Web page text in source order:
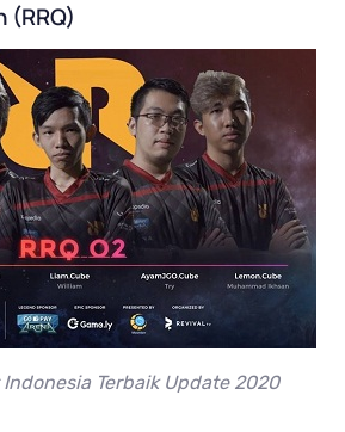
(RRQ)
Indonesia Terbaik Update 2020